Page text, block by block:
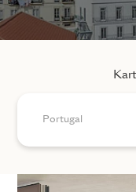
Portugal